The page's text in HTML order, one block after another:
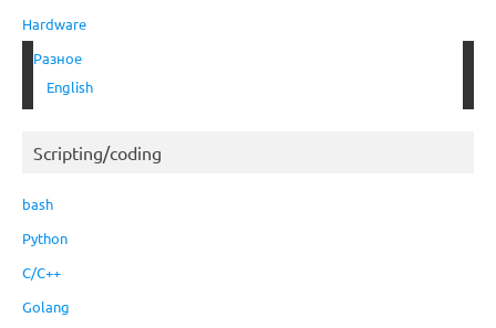
Hardware
Разное
English
Scripting/coding
bash
Python
C/C++
Golang